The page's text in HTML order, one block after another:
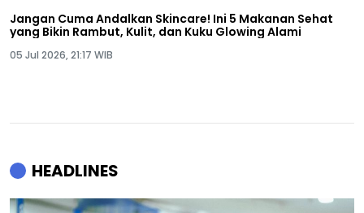
Jangan Cuma Andalkan Skincare! Ini 5 Makanan Sehat
yang Bikin Rambut, Kulit, dan Kuku Glowing Alami
05 Jul 2026, 21:17 WIB
HEADLINES